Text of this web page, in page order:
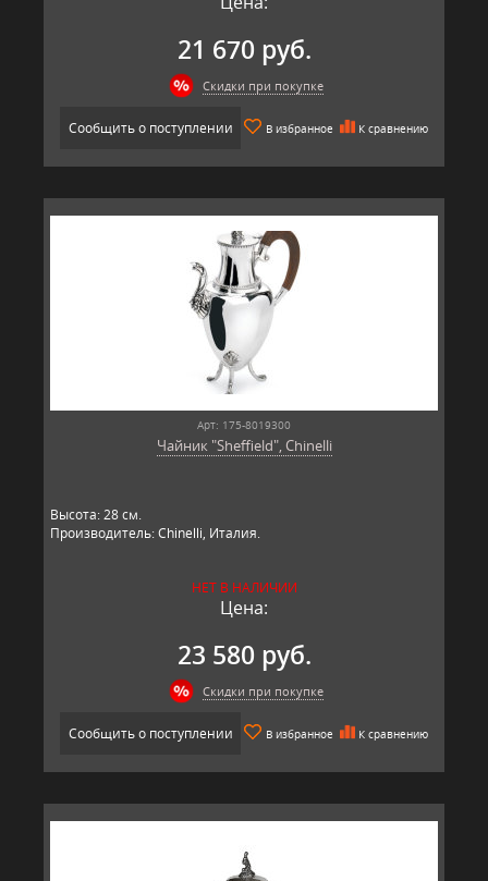
21 670 руб.
Скидки при покупке
Сообщить о поступлении В избранное К сравнению
Арт: 175-8019300
Чайник "Sheffield", Chinelli
Высота: 28 см.
Производитель: Chinelli, Италия.
НЕТ В НАЛИЧИИ
Цена:
23 580 руб.
Скидки при покупке
Сообщить о поступлении В избранное К сравнению